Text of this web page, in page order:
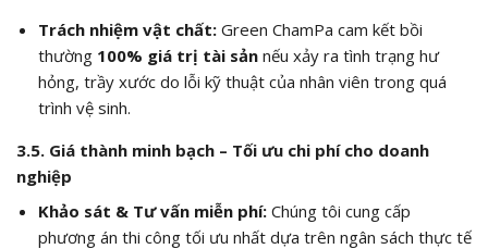
Trách nhiệm vật chất:Green ChamPa cam kết bồi
thường 100% giá trị tài sảnnếu xảy ra tình trạng hư
hỏng, trầy xước do lỗi kỹ thuật của nhân viên trong quá
trình vệ sinh.
3.5. Giá thành minh bạch – Tối ưu chi phí cho doanh
nghiệp
Khảo sát & Tư vấn miễn phí:Chúng tôi cung cấp
phương án thi công tối ưu nhất dựa trên ngân sách thực tế